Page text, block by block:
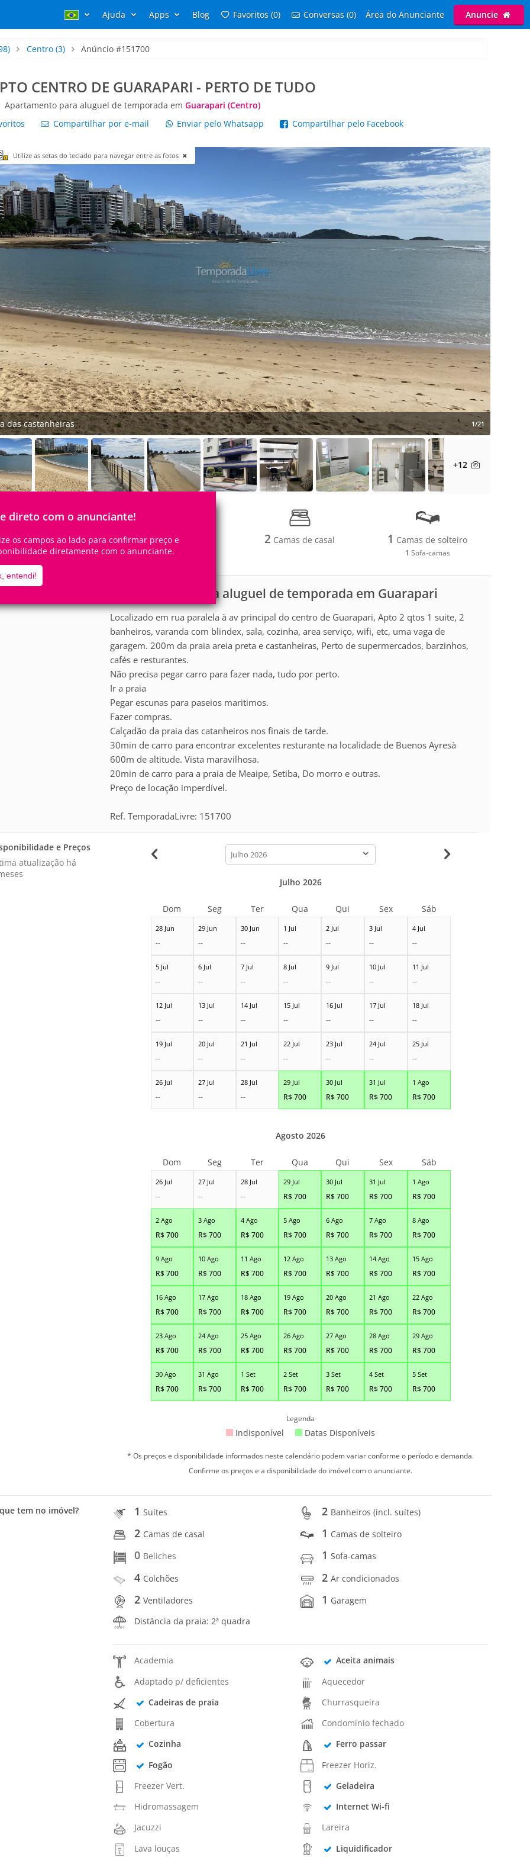
Ajuda Apps Blog Favoritos (0) Conversas (0) Área do Anunciante Anuncie
Centro(3) Anúncio #151700
CENTRO DE GUARAPARI - PERTO DE TUDO
Apartamento para aluguel de temporada em Guarapari (Centro)
Compartilhar por e-mail Enviar pelo Whatsapp Compartilhar pelo Facebook
direto com o anunciante!
os campos ao lado para confirmar preço e
diretamente com o anunciante.
entendi!
Utilize as setas do teclado para navegar entre as fotos
das castanheiras 1/21
+12
5Pessoas 2Quartos
1Suíte
2 Camas de casal 1 Camas de solteiro
1 Sofa-camas
Apartamento para aluguel de temporada em Guarapari
Localizado em rua paralela à av principal do centro de Guarapari, Apto 2 qtos 1 suite, 2
banheiros, varanda com blindex, sala, cozinha, area serviço, wifi, etc, uma vaga de
garagem. 200m da praia areia preta e castanheiras, Perto de supermercados, barzinhos,
cafés e resturantes.
Não precisa pegar carro para fazer nada, tudo por perto.
Ir a praia
Pegar escunas para paseios maritimos.
Fazer compras.
Calçadão da praia das catanheiros nos finais de tarde.
30min de carro para encontrar excelentes resturante na localidade de Buenos Ayresà
600m de altitude. Vista maravilhosa.
20min de carro para a praia de Meaipe, Setiba, Do morro e outras.
Preço de locação imperdível.
Ref. TemporadaLivre: 151700
e Preços
atualização há
calendar-
month
28 Jun
--
29 Jun
--
30 Jun
--
1 Jul
--
2 Jul
--
3 Jul
--
4 Jul
--
5 Jul
--
6 Jul
--
7 Jul
--
8 Jul
--
9 Jul
--
10 Jul
--
11 Jul
--
12 Jul
--
13 Jul
--
14 Jul
--
15 Jul
--
16 Jul
--
17 Jul
--
18 Jul
--
19 Jul
--
20 Jul
--
21 Jul
--
22 Jul
--
23 Jul
--
24 Jul
--
25 Jul
--
26 Jul
--
27 Jul
--
28 Jul
--
29 Jul
R$700
30 Jul
R$700
31 Jul
R$700
1 Ago
R$700
Julho 2026
Dom Seg Ter Qua Qui Sex Sáb
26 Jul
--
27 Jul
--
28 Jul
--
29 Jul
R$700
30 Jul
R$700
31 Jul
R$700
1 Ago
R$700
2 Ago
R$700
3 Ago
R$700
4 Ago
R$700
5 Ago
R$700
6 Ago
R$700
7 Ago
R$700
8 Ago
R$700
9 Ago
R$700
10 Ago
R$700
11 Ago
R$700
12 Ago
R$700
13 Ago
R$700
14 Ago
R$700
15 Ago
R$700
16 Ago
R$700
17 Ago
R$700
18 Ago
R$700
19 Ago
R$700
20 Ago
R$700
21 Ago
R$700
22 Ago
R$700
23 Ago
R$700
24 Ago
R$700
25 Ago
R$700
26 Ago
R$700
27 Ago
R$700
28 Ago
R$700
29 Ago
R$700
30 Ago
R$700
31 Ago
R$700
1 Set
R$700
2 Set
R$700
3 Set
R$700
4 Set
R$700
5 Set
R$700
Agosto 2026
Dom Seg Ter Qua Qui Sex Sáb
Legenda
Indisponível Datas Disponíveis
* Os preços e disponibilidade informados neste calendário podem variar conforme o período e demanda.
Confirme os preços e a disponibilidade do imóvel com o anunciante.
tem no imóvel? 1Suítes 2 Banheiros (incl. suítes)
2 Camas de casal 1 Camas de solteiro
0 Beliches 1Sofa-camas
4 Colchões 2Ar condicionados
2Ventiladores 1 Garagem
Distância da praia: 2ª quadra
Academia
Aceita animais
Adaptado p/ deficientes
Aquecedor
Cadeiras de praia
Churrasqueira
Cobertura
Condomínio fechado
Cozinha
Ferro passar
Fogão
Freezer Horiz.
Freezer Vert.
Geladeira
Hidromassagem
Internet Wi-fi
Jacuzzi
Lareira
Lava louças
Liquidificador